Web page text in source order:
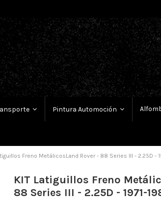
Pintura Automoción
Freno MetálicosLand Rover - 88 Series III - 2.25D -
KIT Latiguillos Freno
88 Series III - 2.25D - 1971-